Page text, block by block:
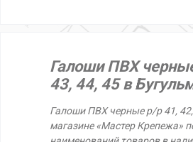
Галоши ПВХ
43, 44, 45 в
Галоши ПВХ черные р/р 41, 42,
магазине «Мастер Крепежа»